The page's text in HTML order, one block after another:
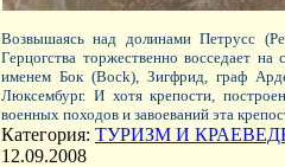
Возвышаясь над долинами Петрусс
Герцогства торжественно восседает
именем Бок (Bock), Зигфрид, граф
Люксембург. И хотя крепости,
военных походов и завоеваний эта
Категория: ТУРИЗМ И
12.09.2008